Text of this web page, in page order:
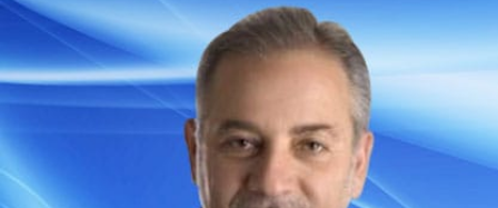
إقتصاد فن
منوعات
كأس العالم